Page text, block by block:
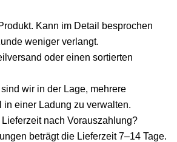
Kann im Detail besprochen
weniger verlangt.
oder einen sortierten
wir in der Lage, mehrere
in einer Ladung zu verwalten.
nach Vorauszahlung?
beträgt die Lieferzeit 7–14 Tage.